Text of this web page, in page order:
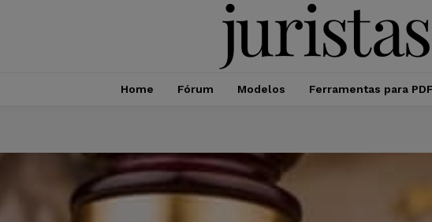
Home Fórum Modelos Ferramentas para PDF